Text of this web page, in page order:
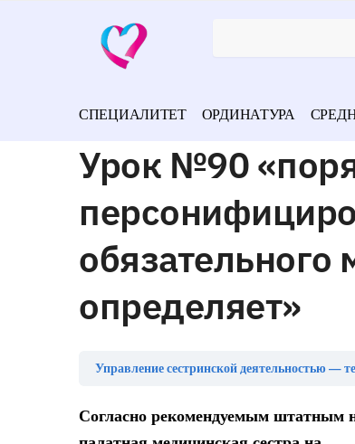
СПЕЦИАЛИТЕТ ОРДИНАТУРА
Урок №90
обязательного
определяет»
Управление сестринской деятельностью —
Согласно рекомендуемым штатным